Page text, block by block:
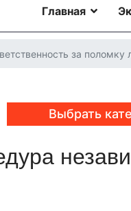
Главная
за
Выбрать
Автотехническая
экспертиза
экспертиза
экспертиза